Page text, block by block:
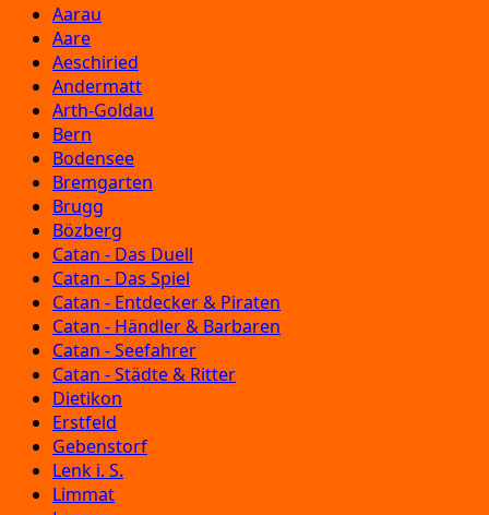
Aarau
Aare
Aeschiried
Andermatt
Arth-Goldau
Bern
Bodensee
Bremgarten
Brugg
Bözberg
Catan - Das Duell
Catan - Das Spiel
Catan - Entdecker & Piraten
Catan - Händler & Barbaren
Catan - Seefahrer
Catan - Städte & Ritter
Dietikon
Erstfeld
Gebenstorf
Lenk i. S.
Limmat